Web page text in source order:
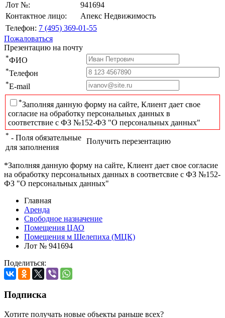
Лот №:
941694
Контактное лицо:
Апекс Недвижимость
Телефон: 7 (495) 369-01-55
Пожаловаться
Презентацию на почту
*ФИО
*Телефон
*E-mail
*Заполняя данную форму на сайте, Клиент дает свое
согласие на обработку персональных данных в
соответствие с ФЗ №152-ФЗ "О персональных данных"
* - Поля обязательные
для заполнения
Получить перезентацию
*Заполняя данную форму на сайте, Клиент дает свое согласие
на обработку персональных данных в соответсвие с ФЗ №152-
ФЗ "О персональных данных"
Главная
Аренда
Свободное назначение
Помещения ЦАО
Помещения м Шелепиха (МЦК)
Лот № 941694
Поделиться:
Подписка
Хотите получать новые объекты раньше всех?